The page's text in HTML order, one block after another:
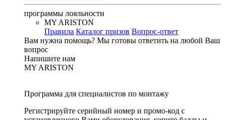
программы лояльности
MY ARISTON
Правила Каталог призов Вопрос-ответ
Вам нужна помощь? Мы готовы ответить на любой Ваш
вопрос
Напишите нам
MY ARISTON
Программа для специалистов по монтажу
Регистрируйте серийный номер и промо-код с